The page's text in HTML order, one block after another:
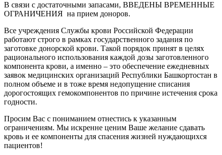
В связи с достаточными запасами, ВВЕДЕНЫ ВРЕМЕННЫЕ
ОГРАНИЧЕНИЯ на прием доноров.
Все учреждения Службы крови Российской Федерации
работают строго в рамках государственного задания по
заготовке донорской крови. Такой порядок принят в целях
рационального использования каждой дозы заготовленного
компонента крови, а именно – это обеспечение ежедневных
заявок медицинских организаций Республики Башкортостан в
полном объеме и в тоже время недопущение списания
дорогостоящих гемокомпонентов по причине истечения срока
годности.
Просим Вас с пониманием отнестись к указанным
ограничениям. Мы искренне ценим Ваше желание сдавать
кровь и ее компоненты для спасения жизней нуждающихся
пациентов!